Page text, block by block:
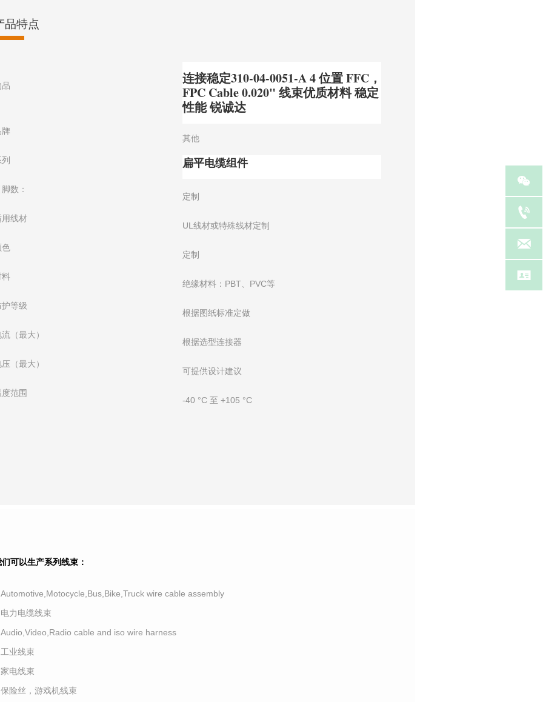
品特点
品
连接稳定310-04-0051-A 4 位置 FFC，
FPC Cable 0.020" 线束优质材料 稳定
性能 锐诚达
牌
其他
扁平电缆组件
数：
定制
用线材
UL线材或特殊线材定制
色
定制
料
绝缘材料：PBT、PVC等
护等级
根据图纸标准定做
（最大）
根据选型连接器
（最大）
可提供设计建议
度范围
-40 °C 至 +105 °C
可以生产系列线束：
wire cable assembly
力电缆线束
cable and iso wire harness
业线束
电线束
险丝，游戏机线束



